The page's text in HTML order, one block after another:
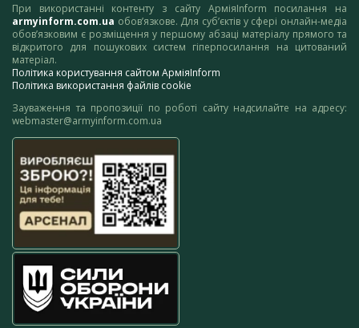
При використанні контенту з сайту АрміяInform посилання на
armyinform.com.ua обов’язкове. Для суб’єктів у сфері онлайн-медіа
обов’язковим є розміщення у першому абзаці матеріалу прямого та
відкритого для пошукових систем гіперпосилання на цитований
матеріал.
Політика користування сайтом АрміяInform
Політика використання файлів cookie
Зауваження та пропозиції по роботі сайту надсилайте на адресу:
webmaster@armyinform.com.ua